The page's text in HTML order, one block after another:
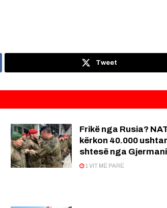
Tweet
Frikë nga Rusia?
kërkon 40.000
shtesë nga
1 VIT MË PARË